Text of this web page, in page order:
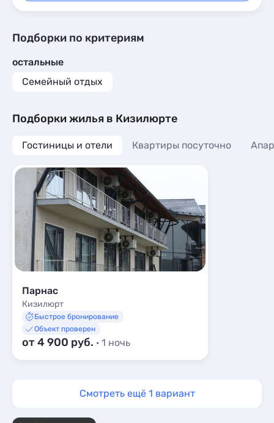
Подборки по критериям
остальные
Семейный отдых
Подборки жилья в Кизилюрте
Гостиницы и отели Квартиры посуточно
Парнас
Кизилюрт
Быстрое бронирование
Объект проверен
от 4 900 руб. · 1 ночь
Смотреть ещё 1 вариант